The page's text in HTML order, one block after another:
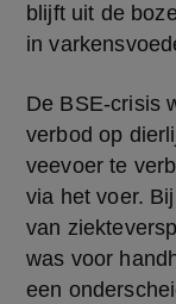
blijft uit de
in
De BSE-crisis
verbod op
veevoer te
via het voer.
van
was voor
een